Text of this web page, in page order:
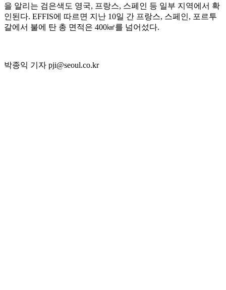
을 알리는 검은색도 영국, 프랑스, 스페인 등 일부 지역에서 확
인된다. EFFIS에 따르면 지난 10일 간 프랑스, 스페인, 포르투
갈에서 불에 탄 총 면적은 400㎢를 넘어섰다.
박종익 기자 pji@seoul.co.kr